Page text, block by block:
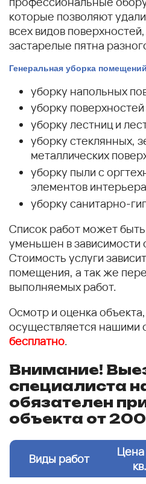
которые позволяют
всех видов
застарелые пятна
Генеральная уборка
уборку напольных
уборку
уборку лестниц и
уборку стеклянных,
металлических
уборку пыли с
элементов интерьера
уборку санитарно-
Список работ может
уменьшен в
Стоимость услуги
помещения, а так же
выполняемых работ.
Осмотр и оценка
осуществляется нашими
бесплатно.
Внимание!
специалиста
обязателен
объекта от
Виды работ